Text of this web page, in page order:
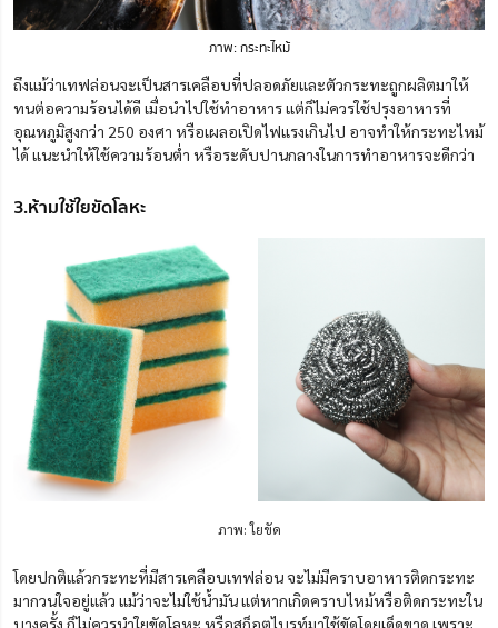
ภาพ: กระทะไหม้
ถึงแม้ว่าเทฟล่อนจะเป็นสารเคลือบที่ปลอดภัยและตัวกระทะถูกผลิตมาให้
ทนต่อความร้อนได้ดี เมื่อนำไปใช้ทำอาหาร แต่ก็ไม่ควรใช้ปรุงอาหารที่
อุณหภูมิสูงกว่า 250 องศา หรือเผลอเปิดไฟแรงเกินไป อาจทำให้กระทะไหม้
ได้ แนะนำให้ใช้ความร้อนต่ำ หรือระดับปานกลางในการทำอาหารจะดีกว่า
3.ห้ามใช้ใยขัดโลหะ
ภาพ: ใยขัด
โดยปกติแล้วกระทะที่มีสารเคลือบเทฟล่อน จะไม่มีคราบอาหารติดกระทะ
มากวนใจอยู่แล้ว แม้ว่าจะไม่ใช้น้ำมัน แต่หากเกิดคราบไหม้หรือติดกระทะใน